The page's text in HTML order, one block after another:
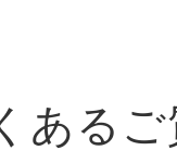
ある